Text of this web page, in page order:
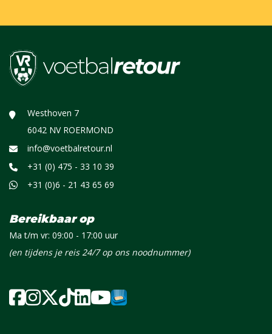
Westhoven 7
6042 NV ROERMOND
info@voetbalretour.nl
+31 (0) 475 - 33 10 39
+31 (0)6 - 21 43 65 69
Bereikbaar op
Ma t/m vr: 09:00 - 17:00 uur
(en tijdens je reis 24/7 op ons noodnummer)